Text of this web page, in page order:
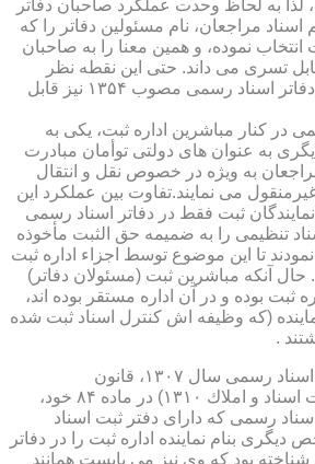
لذا به لحاظ وحدت عملكرد صاحبان دفاتر
مراجعان، نام مسئولین دفاتر را كه
انتخاب نموده، و همین معنا را به صاحبان
تسری می داند. حتی این نقطه نظر
بعدها در ماده ۲۹ قانون دفاتر اسناد رسمی مصوب ۱۳۵۴ نیز قابل
در كنار مباشرین اداره ثبت، یكی به
به عنوان های دولتی توأمان مبادرت
به ویژه در خصوص نقل و انتقال
می نمایند.تفاوت بین عملكرد این
ثبت فقط در دفاتر اسناد رسمی
تنظیمی را به ضمیمه حق الثبت مأخوذه
تا این موضوع توسط اجزاء اداره ثبت
حال آنكه مباشرین ثبت (مسئولان دفاتر)
ثبت بوده و در آن اداره مستقر بوده اند،
(كه وظیفه اش كنترل اسناد ثبت شده
.
به تبعیت از قانون دفاتر اسناد رسمی سال ۱۳۰۷، قانون
جدیدالتصویب (قانون ثبت اسناد و املاك ۱۳۱۰) در ماده ۸۴ خود،
رسمی كه دارای دفتر ثبت اسناد
بنام نماینده اداره ثبت را در دفاتر
بود كه وی نیز می بایست همانند